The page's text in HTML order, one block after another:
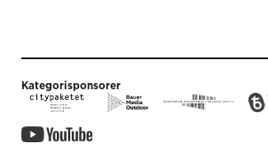
Kategorisponsorer